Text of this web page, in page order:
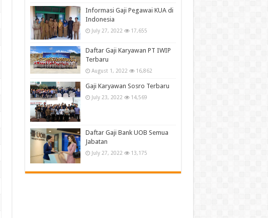
Informasi Gaji Pegawai KUA di
Indonesia
July 27, 2022 17,655
Daftar Gaji Karyawan PT IWIP
Terbaru
August 1, 2022 16,862
Gaji Karyawan Sosro Terbaru
July 23, 2022 14,569
Daftar Gaji Bank UOB Semua
Jabatan
July 27, 2022 13,175